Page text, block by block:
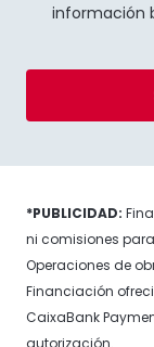
información
*PUBLICIDAD:
ni comisiones
Operaciones de
Financiación
CaixaBank
autorización.